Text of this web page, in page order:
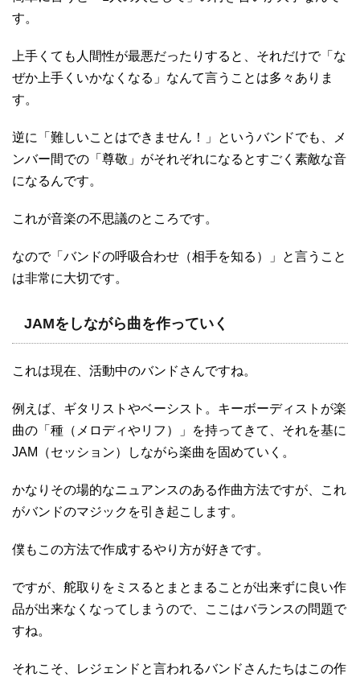
す。
上手くても人間性が最悪だったりすると、それだけで「な
ぜか上手くいかなくなる」なんて言うことは多々ありま
す。
逆に「難しいことはできません！」というバンドでも、メ
ンバー間での「尊敬」がそれぞれになるとすごく素敵な音
になるんです。
これが音楽の不思議のところです。
なので「バンドの呼吸合わせ（相手を知る）」と言うこと
は非常に大切です。
JAMをしながら曲を作っていく
これは現在、活動中のバンドさんですね。
例えば、ギタリストやベーシスト。キーボーディストが楽
曲の「種（メロディやリフ）」を持ってきて、それを基に
JAM（セッション）しながら楽曲を固めていく。
かなりその場的なニュアンスのある作曲方法ですが、これ
がバンドのマジックを引き起こします。
僕もこの方法で作成するやり方が好きです。
ですが、舵取りをミスるとまとまることが出来ずに良い作
品が出来なくなってしまうので、ここはバランスの問題で
すね。
それこそ、レジェンドと言われるバンドさんたちはこの作